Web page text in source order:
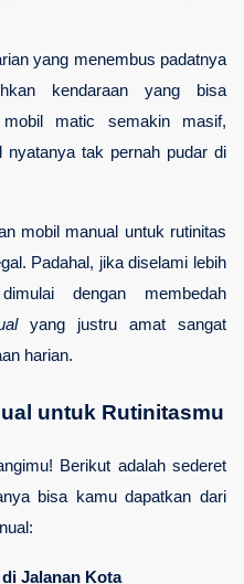
yang menembus padatnya
kendaraan yang bisa
matic semakin masif,
nyatanya tak pernah pudar di
mobil manual untuk rutinitas
Padahal, jika diselami lebih
dengan membedah
yang justru amat sangat
harian.
untuk Rutinitasmu
Berikut adalah sederet
bisa kamu dapatkan dari
Jalanan Kota